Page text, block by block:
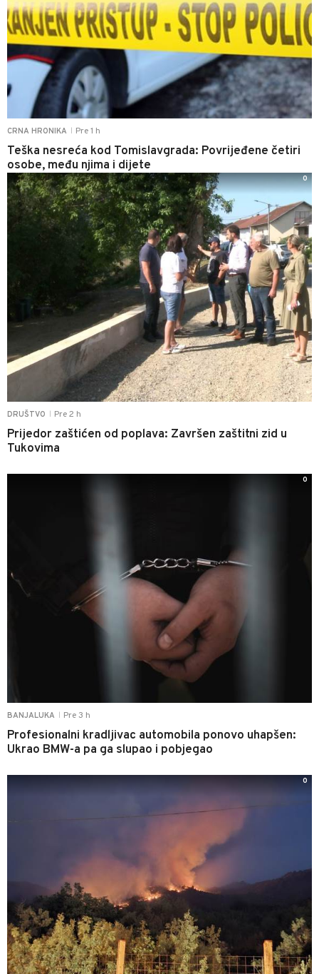
CRNA HRONIKA Pre 1 h
Teška nesreća kod Tomislavgrada: Povrijeđene četiri
osobe, među njima i dijete
DRUŠTVO Pre 2 h
Prijedor zaštićen od poplava: Završen zaštitni zid u
Tukovima
0
BANJALUKA Pre 3 h
Profesionalni kradljivac automobila ponovo uhapšen:
Ukrao BMW-a pa ga slupao i pobjegao
0
0